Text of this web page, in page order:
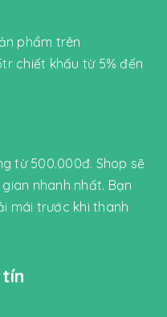
phẩm trên
chiết khấu từ 5% đến
từ 500.000đ. Shop sẽ
nhanh nhất. Bạn
mái trước khi thanh